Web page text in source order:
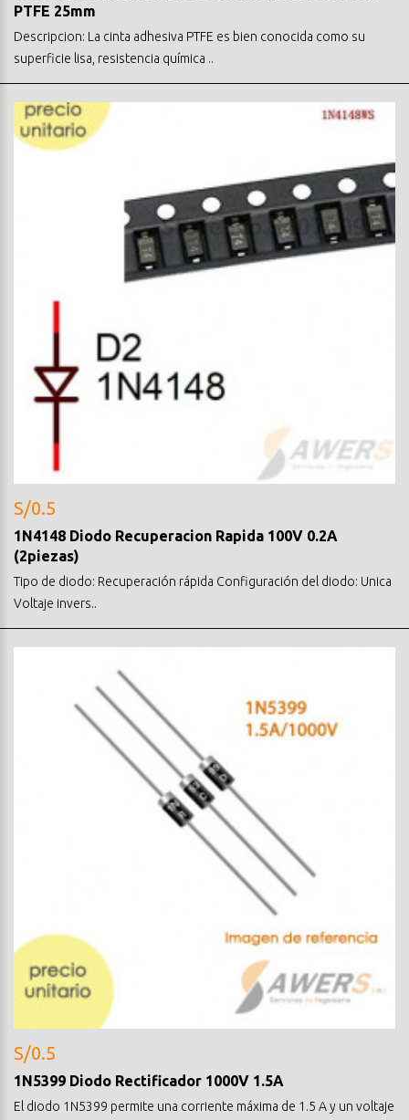
PTFE 25mm
Descripcion: La cinta adhesiva PTFE es bien conocida como su
superficie lisa, resistencia química ..
S/0.5
1N4148 Diodo Recuperacion Rapida 100V 0.2A
(2piezas)
Tipo de diodo: Recuperación rápida Configuración del diodo: Unica
Voltaje invers..
S/0.5
1N5399 Diodo Rectificador 1000V 1.5A
El diodo 1N5399 permite una corriente máxima de 1.5 A y un voltaje